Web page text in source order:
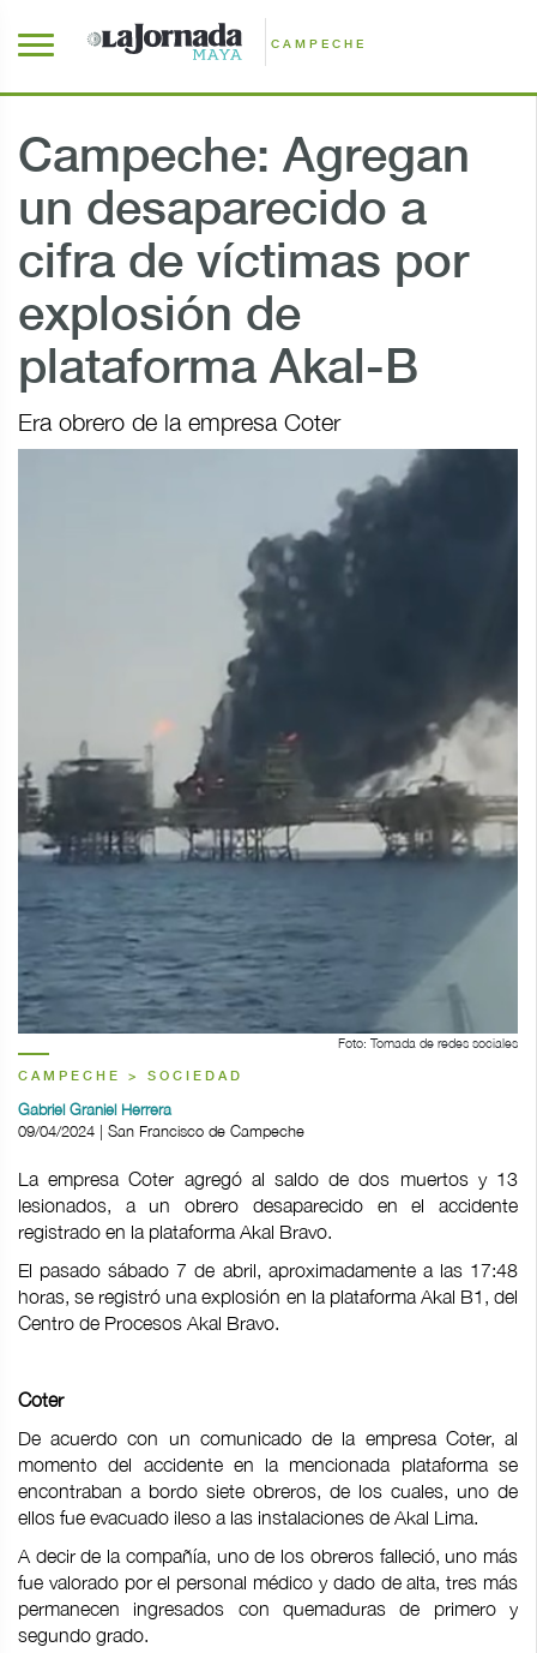
CAMPECHE
Campeche: Agregan
un desaparecido a
cifra de víctimas por
explosión de
plataforma Akal-B
Era obrero de la empresa Coter
Foto: Tomada de redes sociales
CAMPECHE > SOCIEDAD
Gabriel Graniel Herrera
09/04/2024 | San Francisco de Campeche
La empresa Coter agregó al saldo de dos muertos y 13
lesionados, a un obrero desaparecido en el accidente
registrado en la plataforma Akal Bravo.
El pasado sábado 7 de abril, aproximadamente a las 17:48
horas, se registró una explosión en la plataforma Akal B1, del
Centro de Procesos Akal Bravo.
Coter
De acuerdo con un comunicado de la empresa Coter, al
momento del accidente en la mencionada plataforma se
encontraban a bordo siete obreros, de los cuales, uno de
ellos fue evacuado ileso a las instalaciones de Akal Lima.
A decir de la compañía, uno de los obreros falleció, uno más
fue valorado por el personal médico y dado de alta, tres más
permanecen ingresados con quemaduras de primero y
segundo grado.